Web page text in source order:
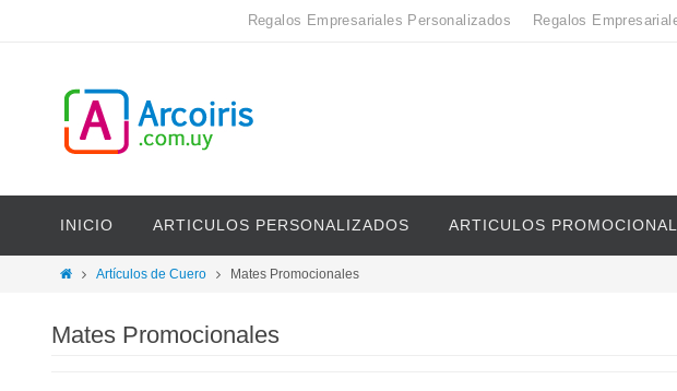
Regalos Empresariales Personalizados Regalos
INICIO ARTICULOS PERSONALIZADOS ARTICULOS
Artículos de Cuero Mates Promocionales
Mates Promocionales